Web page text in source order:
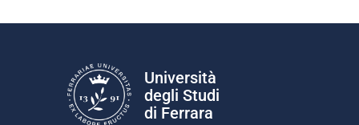
Università
degli Studi
di Ferrara